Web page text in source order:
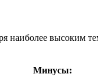
наиболее высоким
Минусы: